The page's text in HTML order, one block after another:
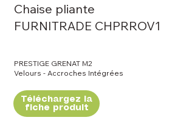
Chaise pliante
FURNITRADE CHPRROV1
PRESTIGE GRENAT M2
Velours - Accroches Intégrées
Téléchargez la
fiche produit